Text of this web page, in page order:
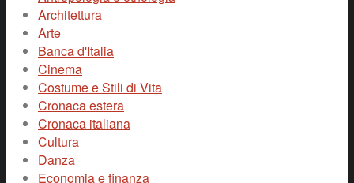
Architettura
Arte
Banca d'Italia
Cinema
Costume e Stili di Vita
Cronaca estera
Cronaca italiana
Cultura
Danza
Economia e finanza